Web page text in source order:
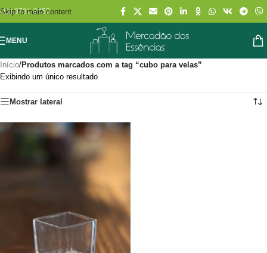
Skip to main content
(11) 3731-2452
MENU
Início/Produtos marcados com a tag “cubo para velas”
Exibindo um único resultado
Mostrar lateral